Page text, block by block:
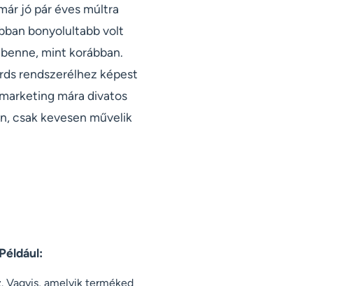
jó pár éves múltra
bonyolultabb volt
mint korábban.
rendszerélhez képest
mára divatos
csak kevesen művelik
Vagyis, amelyik terméked